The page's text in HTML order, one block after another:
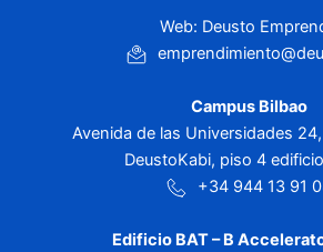
Web: Deusto
Campus Bilbao
Avenida de las Universidades
DeustoKabi, piso 4
+34 944 13 91
Edificio BAT – B